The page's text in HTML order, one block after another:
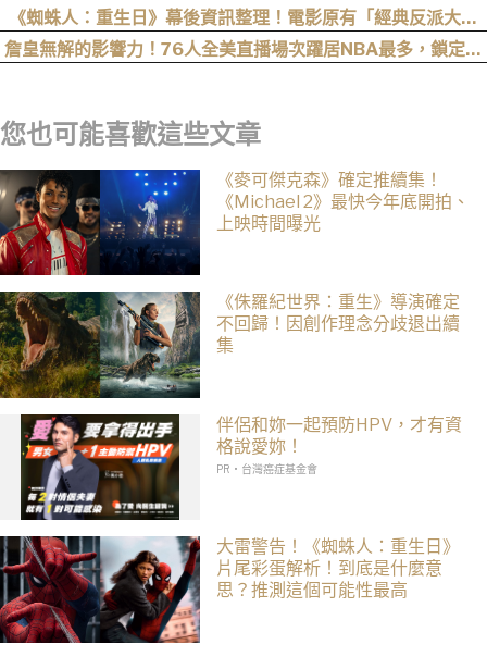
晚！
《蜘蛛人：重生日》幕後資訊整理！電影原有「經典反派大混
戰」，湯姆點名想跟「霹靂火」合作！邁爾斯注定加入 MCU
詹皇無解的影響力！76人全美直播場次躍居NBA最多，鎖定開
您也可能喜歡這些文章
《麥可傑克森》確定推續集！
《Michael 2》最快今年底開拍、
上映時間曝光
《侏羅紀世界：重生》導演確定
不回歸！因創作理念分歧退出續
集
伴侶和妳一起預防HPV，才有資
格說愛妳！
PR・台灣癌症基金會
大雷警告！《蜘蛛人：重生日》
片尾彩蛋解析！到底是什麼意
思？推測這個可能性最高